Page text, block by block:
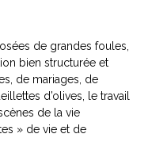
de grandes foules,
bien structurée et
de mariages, de
d’olives, le travail
de la vie
» de vie et de